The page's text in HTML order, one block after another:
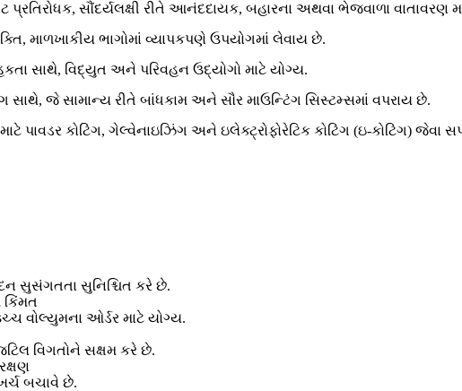
પ્રતિરોધક, સૌંદર્યલક્ષી રીતે આનંદદાયક, બહારના અથવા ભેજવાળા વાતાવરણ
માળખાકીય ભાગોમાં વ્યાપકપણે ઉપયોગમાં લેવાય છે.
સાથે, વિદ્યુત અને પરિવહન ઉદ્યોગો માટે યોગ્ય.
સાથે, જે સામાન્ય રીતે બાંધકામ અને સૌર માઉન્ટિંગ સિસ્ટમ્સમાં વપરાય છે.
પાવડર કોટિંગ, ગેલ્વેનાઇઝિંગ અને ઇલેક્ટ્રોફોરેટિક કોટિંગ (ઇ-કોટિંગ) જેવા
સુસંગતતા સુનિશ્ચિત કરે છે.
વોલ્યુમના ઓર્ડર માટે યોગ્ય.
વિગતોને સક્ષમ કરે છે.
બચાવે છે.